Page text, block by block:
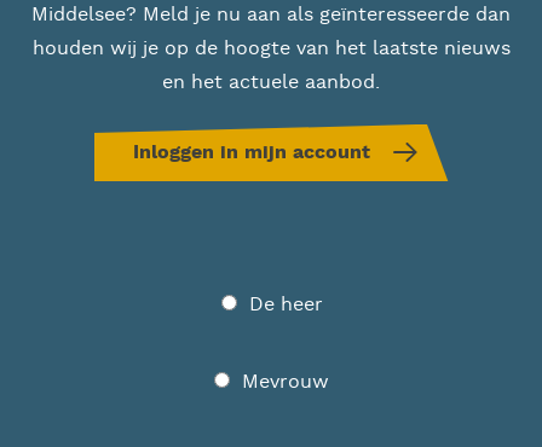
Middelsee? Meld je nu aan als geïnteresseerde dan
houden wij je op de hoogte van het laatste nieuws
en het actuele aanbod.
Inloggen in mijn account
De heer
Mevrouw